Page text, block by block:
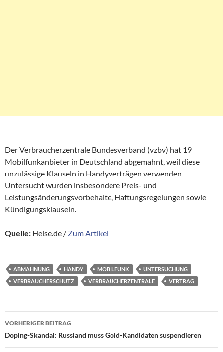
Der Verbraucherzentrale Bundesverband (vzbv) hat 19
Mobilfunkanbieter in Deutschland abgemahnt, weil diese
unzulässige Klauseln in Handyverträgen verwenden.
Untersucht wurden insbesondere Preis- und
Leistungsänderungsvorbehalte, Haftungsregelungen sowie
Kündigungsklauseln.
Quelle: Heise.de / Zum Artikel
ABMAHNUNG HANDY MOBILFUNK
UNTERSUCHUNG
VERBRAUCHERSCHUTZ
VERBRAUCHERZENTRALE VERTRAG
Beitragsnavigation
VORHERIGER BEITRAG
Doping-Skandal: Russland muss Gold-Kandidaten suspendieren